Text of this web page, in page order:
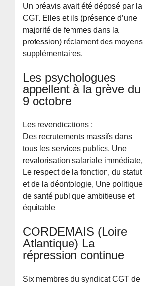
Un préavis avait été déposé par la
CGT. Elles et ils (présence d’une
majorité de femmes dans la
profession) réclament des moyens
supplémentaires.
Les psychologues
appellent à la grève du
9 octobre
Les revendications :
Des recrutements massifs dans
tous les services publics, Une
revalorisation salariale immédiate,
Le respect de la fonction, du statut
et de la déontologie, Une politique
de santé publique ambitieuse et
équitable
CORDEMAIS (Loire
Atlantique) La
répression continue
Six membres du syndicat CGT de